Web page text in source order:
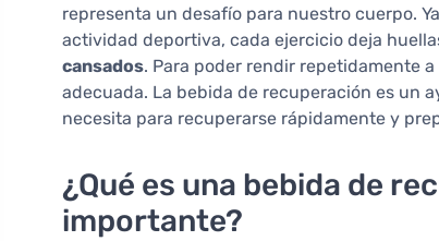
representa un desafío para nuestro cuerpo.
actividad deportiva, cada ejercicio deja
cansados. Para poder rendir repetidamente
adecuada. La bebida de recuperación es un
necesita para recuperarse rápidamente y
¿Qué es una bebida de
importante?